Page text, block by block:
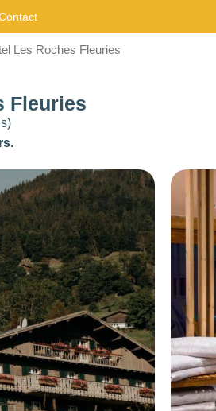
Les Roches Fleuries
Fleuries
DE
CONSEILLÉ POUR
Choisir